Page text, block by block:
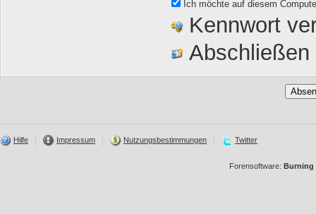
Ich möchte auf diesem
Kennwort
Abschließen
Hilfe Impressum Nutzungsbestimmungen Twitter
Forensoftware: Burning